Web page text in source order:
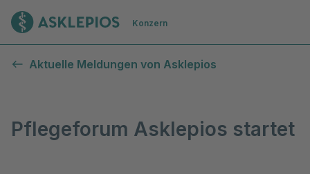
Zur Startseite
Konzern
Aktuelle Meldungen von Asklepios
Pflegeforum Asklepios startet